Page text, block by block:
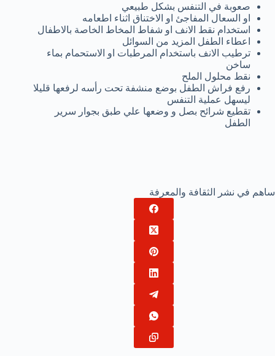
صعوبة في التنفس بشكل طبيعي
او السعال المفاجئ او الاختناق اثناء اطعامه
استخدام نقط الانف او شفاط المخاط الخاصة بالاطفال
اعطاء الطفل المزيد من السوائل
ترطيب الانف باستخدام المرطبات او الاستحمام بماء
ساخن
نقط محلول الملح
رفع فراش الطفل بوضع منشفة تحت رأسه لرفعها قليلا
ليسهل عملية التنفس
تقطيع شرائح بصل و وضعها علي طبق بجوار سرير
الطفل
ساهم في نشر الثقافة والمعرفة